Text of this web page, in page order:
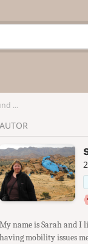
AUTOR
My name is Sarah and I
having mobility issues